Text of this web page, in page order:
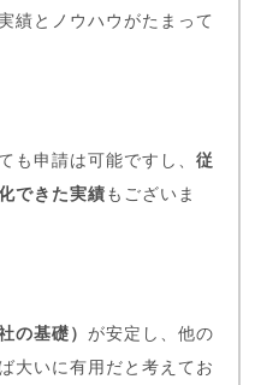
績とノウハウがたまって
も申請は可能ですし、 従
できた実績 もございま
の基礎） が安定し、他の
大いに有用だと考えてお